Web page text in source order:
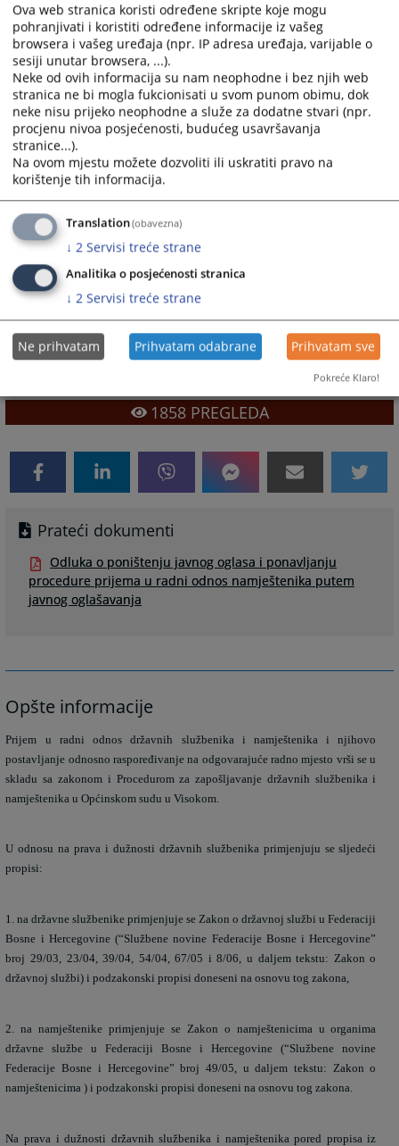
Prateći dokumenti
Odluka o poništenju dijela Javnog oglasa za popunu
upražnjenih radnih mjesta namještenika u Općinskom
sudu u Visokom
Odluka o poništenju javnog oglasa i
ponavljanju procedure prijema u radni
odnos namještenika putem javnog
oglašavanja
1858PREGLEDA
Prateći dokumenti
Odluka o poništenju javnog oglasa i ponavljanju
procedure prijema u radni odnos namještenika putem
javnog oglašavanja
Opšte informacije
Prijem u radni odnos državnih službenika i namještenika i njihovo
postavljanje odnosno raspoređivanje na odgovarajuće radno mjesto vrši se u
skladu sa zakonom i Procedurom za zapošljavanje državnih službenika i
namještenika u Općinskom sudu u Visokom.
U odnosu na prava i dužnosti državnih službenika primjenjuju se sljedeći
propisi:
1. na državne službenike primjenjuje se Zakon o državnoj službi u Federaciji
Bosne i Hercegovine (“Službene novine Federacije Bosne i Hercegovine”
broj 29/03, 23/04, 39/04, 54/04, 67/05 i 8/06, u daljem tekstu: Zakon o
državnoj službi) i podzakonski propisi doneseni na osnovu tog zakona,
2. na namještenike primjenjuje se Zakon o namještenicima u organima
državne službe u Federaciji Bosne i Hercegovine (“Službene novine
Federacije Bosne i Hercegovine” broj 49/05, u daljem tekstu: Zakon o
namještenicima ) i podzakonski propisi doneseni na osnovu tog zakona.
Na prava i dužnosti državnih službenika i namještenika pored propisa iz
Ova web stranica koristi određene skripte koje mogu
pohranjivati i koristiti određene informacije iz vašeg
browsera i vašeg uređaja (npr. IP adresa uređaja, varijable o
sesiji unutar browsera, ...).
Neke od ovih informacija su nam neophodne i bez njih web
stranica ne bi mogla fukcionisati u svom punom obimu, dok
neke nisu prijeko neophodne a služe za dodatne stvari (npr.
procjenu nivoa posjećenosti, budućeg usavršavanja
stranice...).
Na ovom mjestu možete dozvoliti ili uskratiti pravo na
korištenje tih informacija.
Translation(obavezna)
↓ 2 Servisi treće strane
Analitika o posjećenosti stranica
↓ 2 Servisi treće strane
Ne prihvatam Prihvatam odabrane Prihvatam sve
Pokreće Klaro!